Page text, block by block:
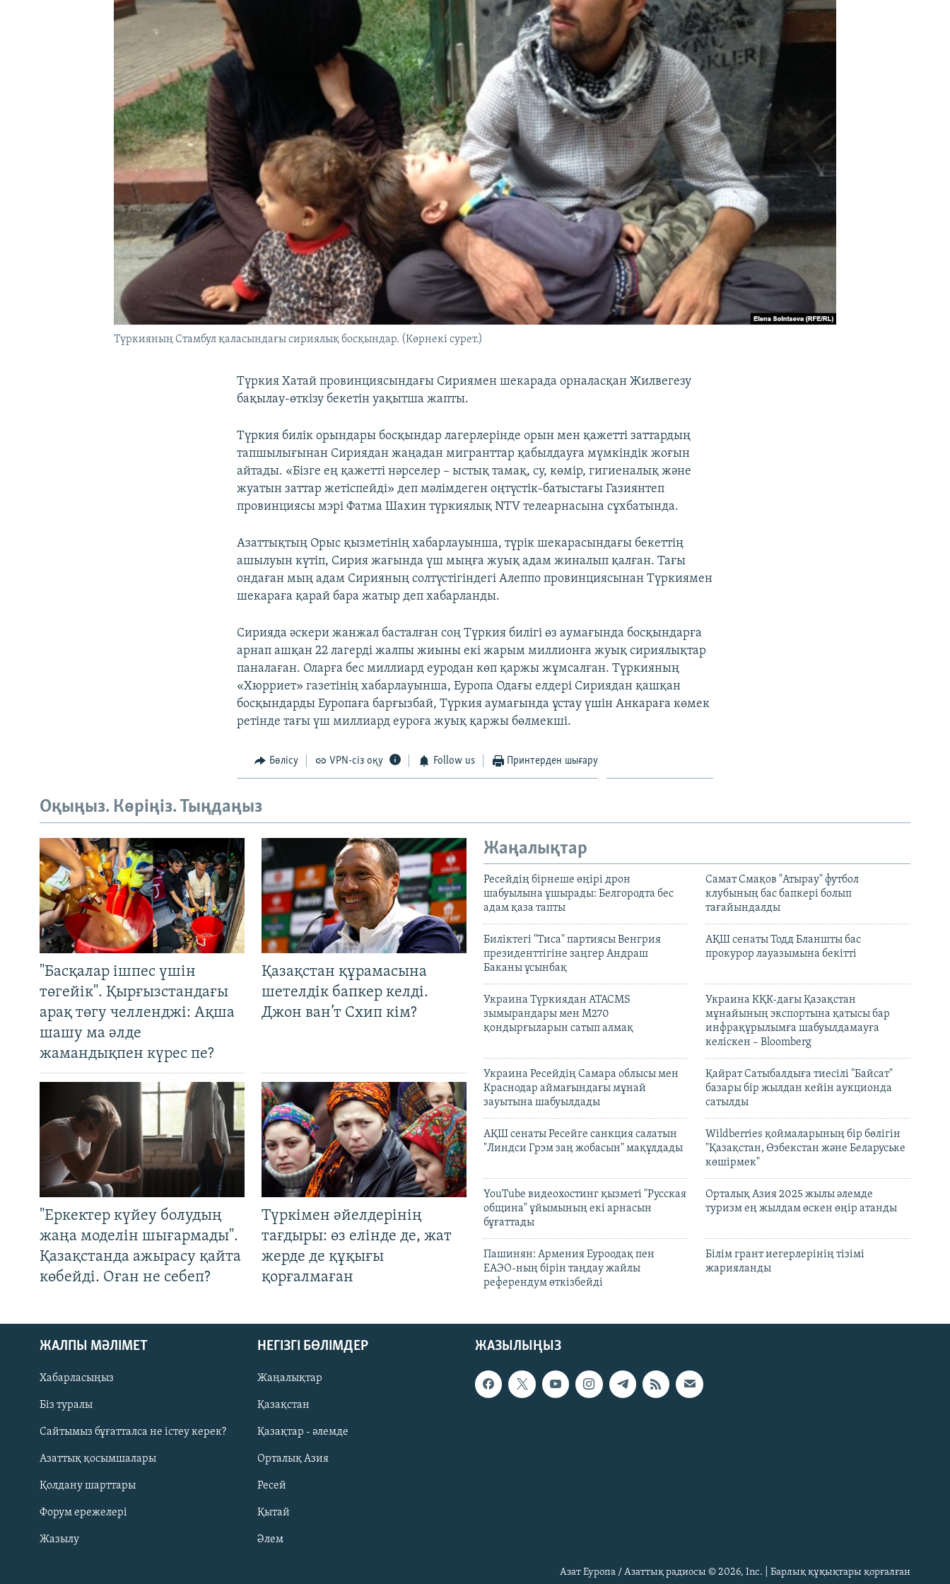
Русский
ЖАЗЫЛЫҢЫЗ
Түркияның Стамбул қаласындағы сириялық босқындар. (Көрнекі сурет.)
Түркия Хатай провинциясындағы Сириямен шекарада орналасқан Жилвегезу
бақылау-өткізу бекетін уақытша жапты.
Түркия билік орындары босқындар лагерлерінде орын мен қажетті заттардың
тапшылығынан Сириядан жаңадан мигранттар қабылдауға мүмкіндік жоғын
айтады. «Бізге ең қажетті нәрселер – ыстық тамақ, су, көмір, гигиеналық және
жуатын заттар жетіспейді» деп мәлімдеген оңтүстік-батыстағы Газиянтеп
провинциясы мэрі Фатма Шахин түркиялық NTV телеарнасына сұхбатында.
Азаттықтың Орыс қызметінің хабарлауынша, түрік шекарасындағы бекеттің
ашылуын күтіп, Сирия жағында үш мыңға жуық адам жиналып қалған. Тағы
ондаған мың адам Сирияның солтүстігіндегі Алеппо провинциясынан Түркиямен
шекараға қарай бара жатыр деп хабарланды.
Сирияда әскери жанжал басталған соң Түркия билігі өз аумағында босқындарға
арнап ашқан 22 лагерді жалпы жиыны екі жарым миллионға жуық сириялықтар
паналаған. Оларға бес миллиард еуродан көп қаржы жұмсалған. Түркияның
«Хюрриет» газетінің хабарлауынша, Еуропа Одағы елдері Сириядан қашқан
босқындарды Еуропаға барғызбай, Түркия аумағында ұстау үшін Анкараға көмек
ретінде тағы үш миллиард еуроға жуық қаржы бөлмекші.
Бөлісу VPN-сіз оқу Follow us Принтерден шығару
Оқыңыз. Көріңіз. Тыңдаңыз
"Басқалар ішпес үшін
төгейік". Қырғызстандағы
арақ төгу челленджі: Ақша
шашу ма әлде
жамандықпен күрес пе?
Қазақстан құрамасына
шетелдік бапкер келді.
Джон ван’т Схип кім?
"Еркектер күйеу болудың
жаңа моделін шығармады".
Қазақстанда ажырасу қайта
көбейді. Оған не себеп?
Түркімен әйелдерінің
тағдыры: өз елінде де, жат
жерде де құқығы
қорғалмаған
Жаңалықтар
Ресейдің бірнеше өңірі дрон
шабуылына ұшырады: Белгородта бес
адам қаза тапты
Самат Смақов "Атырау" футбол
клубының бас бапкері болып
тағайындалды
Биліктегі "Тиса" партиясы Венгрия
президенттігіне заңгер Андраш
Баканы ұсынбақ
АҚШ сенаты Тодд Бланшты бас
прокурор лауазымына бекітті
Украина Түркиядан ATACMS
зымырандары мен M270
қондырғыларын сатып алмақ
Украина КҚК-дағы Қазақстан
мұнайының экспортына қатысы бар
инфрақұрылымға шабуылдамауға
келіскен – Bloomberg
Украина Ресейдің Самара облысы мен
Краснодар аймағындағы мұнай
зауытына шабуылдады
Қайрат Сатыбалдыға тиесілі "Байсат"
базары бір жылдан кейін аукционда
сатылды
АҚШ сенаты Ресейге санкция салатын
"Линдси Грэм заң жобасын" мақұлдады
Wildberries қоймаларының бір бөлігін
"Қазақстан, Өзбекстан және Беларуське
көшірмек"
YouTube видеохостинг қызметі "Русская
община" ұйымының екі арнасын
бұғаттады
Орталық Азия 2025 жылы әлемде
туризм ең жылдам өскен өңір атанды
Пашинян: Армения Еуроодақ пен
ЕАЭО-ның бірін таңдау жайлы
референдум өткізбейді
Білім грант иегерлерінің тізімі
жарияланды
ЖАЗЫЛЫҢЫЗ
ЖАЛПЫ МӘЛІМЕТ
Хабарласыңыз
Біз туралы
Сайтымыз бұғатталса не істеу керек?
Азаттық қосымшалары
Қолдану шарттары
Форум ережелері
Жазылу
НЕГІЗГІ БӨЛІМДЕР
Жаңалықтар
Қазақстан
Қазақтар - әлемде
Орталық Азия
Ресей
Қытай
Әлем
Азат Еуропа / Азаттық радиосы © 2026, Inc. | Барлық құқықтары қорғалған